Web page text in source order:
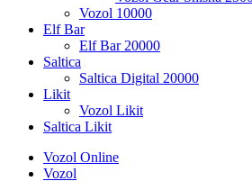
Vozol 10000
Elf Bar
Elf Bar 20000
Saltica
Saltica Digital 20000
Likit
Vozol Likit
Saltica Likit
Vozol Online
Vozol